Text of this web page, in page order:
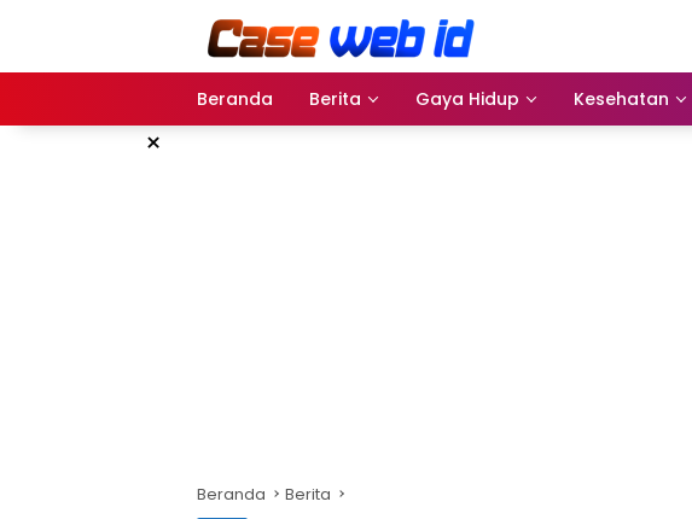
Beranda Berita Gaya Hidup Kesehatan
×
Beranda Berita